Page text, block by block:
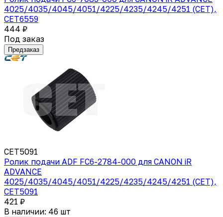
4025/4035/4045/4051/4225/4235/4245/4251 (CET),
CET6559
444 ₽
Под заказ
Предзаказ
CET5091
Ролик подачи ADF FC6-2784-000 для CANON iR
ADVANCE
4025/4035/4045/4051/4225/4235/4245/4251 (CET),
CET5091
421 ₽
В наличии: 46 шт